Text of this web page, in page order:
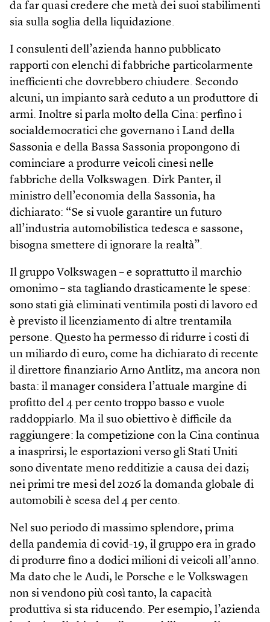
da far quasi credere che metà dei suoi stabilimenti
sia sulla soglia della liquidazione.
I consulenti dell’azienda hanno pubblicato
rapporti con elenchi di fabbriche particolarmente
inefficienti che dovrebbero chiudere. Secondo
alcuni, un impianto sarà ceduto a un produttore di
armi. Inoltre si parla molto della Cina: perfino i
socialdemocratici che governano i Land della
Sassonia e della Bassa Sassonia propongono di
cominciare a produrre veicoli cinesi nelle
fabbriche della Volkswagen. Dirk Panter, il
ministro dell’economia della Sassonia, ha
dichiarato: “Se si vuole garantire un futuro
all’industria automobilistica tedesca e sassone,
bisogna smettere di ignorare la realtà”.
Il gruppo Volkswagen – e soprattutto il marchio
omonimo – sta tagliando drasticamente le spese:
sono stati già eliminati ventimila posti di lavoro ed
è previsto il licenziamento di altre trentamila
persone. Questo ha permesso di ridurre i costi di
un miliardo di euro, come ha dichiarato di recente
il direttore finanziario Arno Antlitz, ma ancora non
basta: il manager considera l’attuale margine di
profitto del 4 per cento troppo basso e vuole
raddoppiarlo. Ma il suo obiettivo è difficile da
raggiungere: la competizione con la Cina continua
a inasprirsi; le esportazioni verso gli Stati Uniti
sono diventate meno redditizie a causa dei dazi;
nei primi tre mesi del 2026 la domanda globale di
automobili è scesa del 4 per cento.
Nel suo periodo di massimo splendore, prima
della pandemia di covid-19, il gruppo era in grado
di produrre fino a dodici milioni di veicoli all’anno.
Ma dato che le Audi, le Porsche e le Volkswagen
non si vendono più così tanto, la capacità
produttiva si sta riducendo. Per esempio, l’azienda